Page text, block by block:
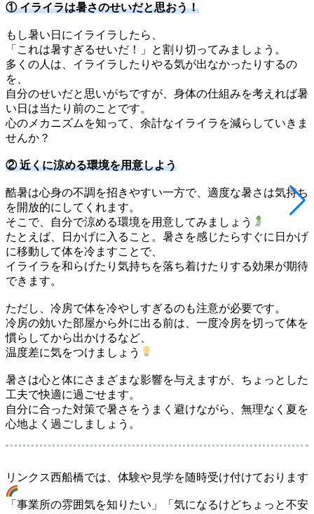
① イライラは暑さのせいだと思おう！
もし暑い日にイライラしたら、
「これは暑すぎるせいだ！」と割り切ってみましょう。
多くの人は、イライラしたりやる気が出なかったりするの
を、
自分のせいだと思いがちですが、身体の仕組みを考えれば暑
い日は当たり前のことです。
心のメカニズムを知って、余計なイライラを減らしていきま
せんか？
② 近くに涼める環境を用意しよう
酷暑は心身の不調を招きやすい一方で、適度な暑さは気持ち
を開放的にしてくれます。
そこで、自分で涼める環境を用意してみましょう
たとえば、日かげに入ること。暑さを感じたらすぐに日かげ
に移動して体を冷ますことで、
イライラを和らげたり気持ちを落ち着けたりする効果が期待
できます。
ただし、冷房で体を冷やしすぎるのも注意が必要です。
冷房の効いた部屋から外に出る前は、一度冷房を切って体を
慣らしてから出かけるなど、
温度差に気をつけましょう
暑さは心と体にさまざまな影響を与えますが、ちょっとした
工夫で快適に過ごせます。
自分に合った対策で暑さをうまく避けながら、無理なく夏を
心地よく過ごしましょう。
リンクス西船橋では、体験や見学を随時受け付けております
「事業所の雰囲気を知りたい」「気になるけどちょっと不安